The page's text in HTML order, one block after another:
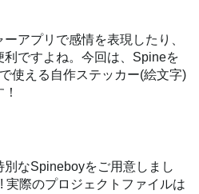
よくある質問
今すぐ試してみる
アプリで感情を表現したり、
ですよね。今回は、Spineを
使える自作ステッカー(絵文字)
なSpineboyをご用意しまし
際のプロジェクトファイルは